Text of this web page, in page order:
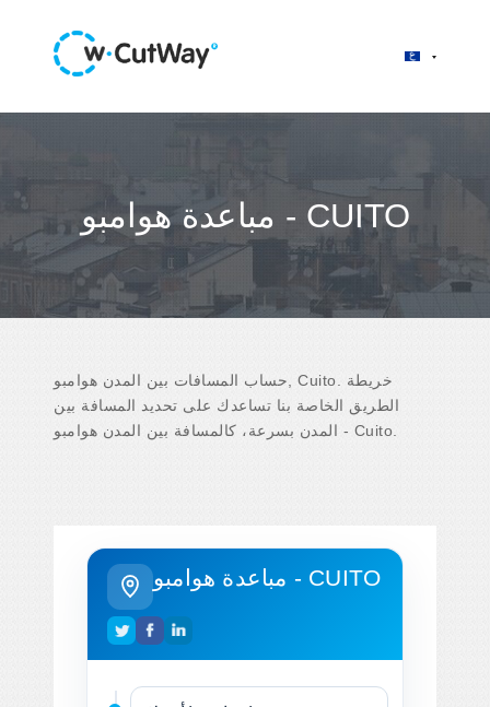
مباعدة هوامبو - CUITO
حساب المسافات بين المدن هوامبو, Cuito. خريطة
الطريق الخاصة بنا تساعدك على تحديد المسافة بين
المدن بسرعة، كالمسافة بين المدن هوامبو - Cuito.
مباعدة هوامبو - CUITO